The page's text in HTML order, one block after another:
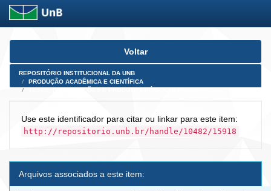
Skip
Voltar
REPOSITÓRIO INSTITUCIONAL DA UNB
PRODUÇÃO ACADÊMICA E CIENTÍFICA
Use este identificador para citar ou linkar para este item:
http://repositorio.unb.br/handle/10482/15918
Arquivos associados a este item: